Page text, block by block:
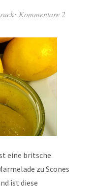
Kommentare 2
eine britsche
zu Scones
ist diese